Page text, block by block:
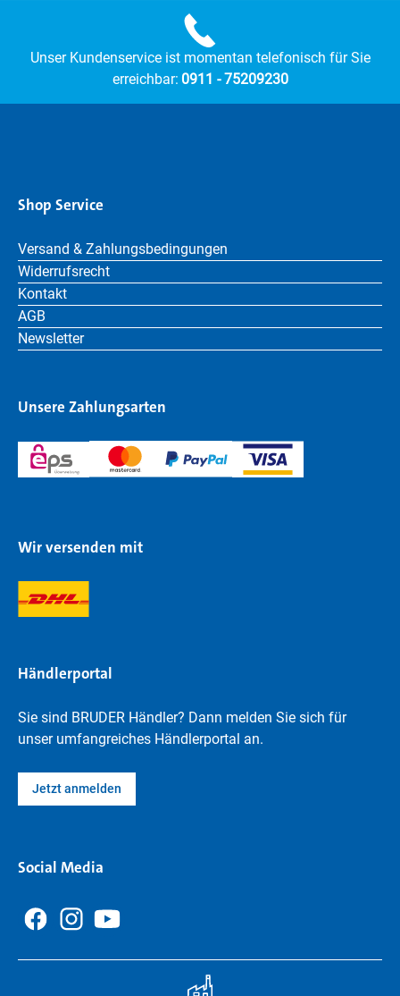
Unser Kundenservice ist momentan telefonisch für Sie
erreichbar: 0911 - 75209230
Shop Service
Versand & Zahlungsbedingungen
Widerrufsrecht
Kontakt
AGB
Newsletter
Unsere Zahlungsarten
Wir versenden mit
Händlerportal
Sie sind BRUDER Händler? Dann melden Sie sich für
unser umfangreiches Händlerportal an.
Jetzt anmelden
Social Media